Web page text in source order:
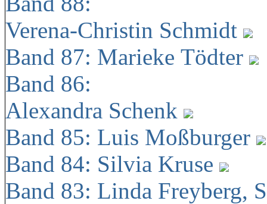
Verena-Christin Schmidt
Band 87: Marieke Tödter
Band 86:
Alexandra Schenk
Band 85: Luis Moßburger
Band 84: Silvia Kruse
Band 83: Linda Freyberg,